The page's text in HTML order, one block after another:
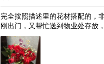
完全按照描述里的花材搭配的，
刚出门，又帮忙送到物业处存放